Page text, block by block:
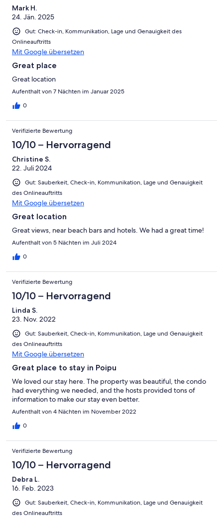
Mark H.
24. Jän. 2025
Gut: Check-in, Kommunikation, Lage und Genauigkeit des
Onlineauftritts
Mit Google übersetzen
Great place
Great location
Aufenthalt von 7 Nächten im Januar 2025
0
Verifizierte Bewertung
10/10 – Hervorragend
Christine S.
22. Juli 2024
Gut: Sauberkeit, Check-in, Kommunikation, Lage und Genauigkeit
des Onlineauftritts
Mit Google übersetzen
Great location
Great views, near beach bars and hotels. We had a great time!
Aufenthalt von 5 Nächten im Juli 2024
0
Verifizierte Bewertung
10/10 – Hervorragend
Linda S.
23. Nov. 2022
Gut: Sauberkeit, Check-in, Kommunikation, Lage und Genauigkeit
des Onlineauftritts
Mit Google übersetzen
Great place to stay in Poipu
We loved our stay here. The property was beautiful, the condo
had everything we needed, and the hosts provided tons of
information to make our stay even better.
Aufenthalt von 4 Nächten im November 2022
0
Verifizierte Bewertung
10/10 – Hervorragend
Debra L.
16. Feb. 2023
Gut: Sauberkeit, Check-in, Kommunikation, Lage und Genauigkeit
des Onlineauftritts